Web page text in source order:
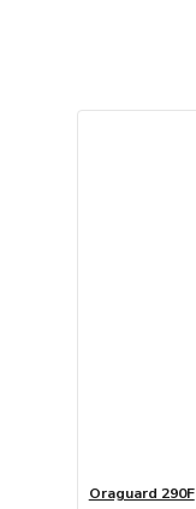
Oraguard 290F